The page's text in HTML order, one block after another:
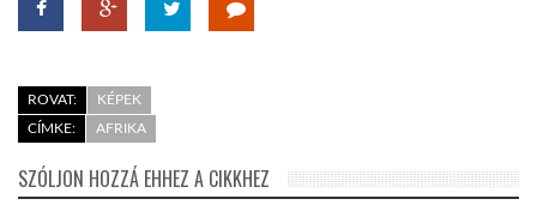
GLOBOBOOK
ROVAT:
KÉPEK
CÍMKE:
AFRIKA
SZÓLJON HOZZÁ EHHEZ A CIKKHEZ